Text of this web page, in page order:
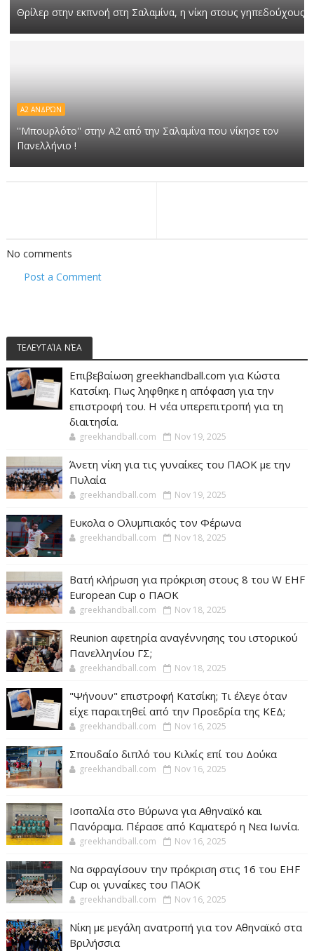
Θρίλερ στην εκπνοή στη Σαλαμίνα, η νίκη στους γηπεδούχους
Α2 ΑΝΔΡΏΝ
''Μπουρλότο'' στην Α2 από την Σαλαμίνα που νίκησε τον
Πανελλήνιο !
No comments
Post a Comment
ΤΕΛΕΥΤΑΊΑ ΝΈΑ
Επιβεβαίωση greekhandball.com για Κώστα
Κατσίκη. Πως ληφθηκε η απόφαση για την
επιστροφή του. Η νέα υπερεπιτροπή για τη
διαιτησία.
greekhandball.com Nov 19, 2025
Άνετη νίκη για τις γυναίκες του ΠΑΟΚ με την
Πυλαία
greekhandball.com Nov 19, 2025
Ευκολα ο Ολυμπιακός τον Φέρωνα
greekhandball.com Nov 18, 2025
Βατή κλήρωση για πρόκριση στους 8 του W EHF
European Cup ο ΠΑΟΚ
greekhandball.com Nov 18, 2025
Reunion αφετηρία αναγέννησης του ιστορικού
Πανελληνίου ΓΣ;
greekhandball.com Nov 18, 2025
"Ψήνουν" επιστροφή Κατσίκη; Τι έλεγε όταν
είχε παραιτηθεί από την Προεδρία της ΚΕΔ;
greekhandball.com Nov 16, 2025
Σπουδαίο διπλό του Κιλκίς επί του Δούκα
greekhandball.com Nov 16, 2025
Ισοπαλία στο Βύρωνα για Αθηναϊκό και
Πανόραμα. Πέρασε από Καματερό η Νεα Ιωνία.
greekhandball.com Nov 16, 2025
Να σφραγίσουν την πρόκριση στις 16 του EHF
Cup οι γυναίκες του ΠΑΟΚ
greekhandball.com Nov 16, 2025
Νίκη με μεγάλη ανατροπή για τον Αθηναϊκό στα
Βριλήσσια